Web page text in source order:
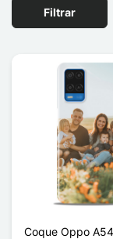
Filtrar
Coque Oppo